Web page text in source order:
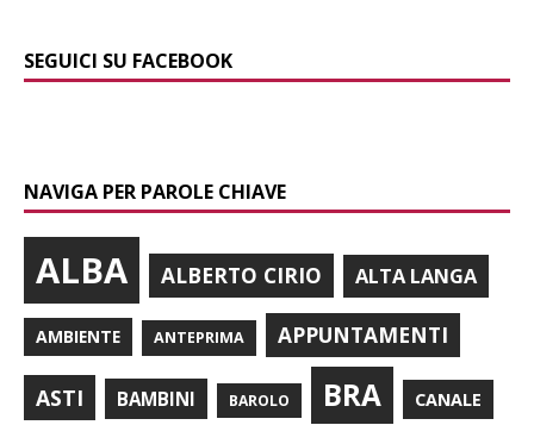
SEGUICI SU FACEBOOK
NAVIGA PER PAROLE CHIAVE
ALBA ALBERTO CIRIO ALTA LANGA
AMBIENTE ANTEPRIMA APPUNTAMENTI
ASTI BAMBINI BAROLO BRA CANALE